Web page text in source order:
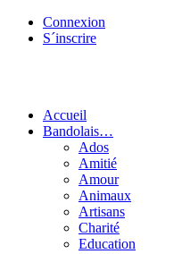
Connexion
S´inscrire
Accueil
Bandolais…
Ados
Amitié
Amour
Animaux
Artisans
Charité
Education